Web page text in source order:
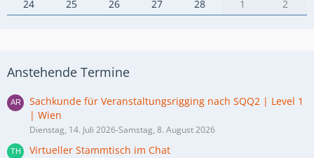
24
25 26 27 28 1 2
Anstehende Termine
Sachkunde für Veranstaltungsrigging nach SQQ2 | Level 1
| Wien
Dienstag, 14. Juli 2026-Samstag, 8. August 2026
Virtueller Stammtisch im Chat